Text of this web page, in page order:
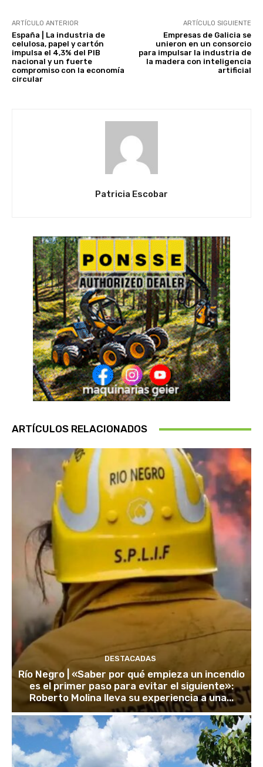
ARTÍCULO ANTERIOR
España | La industria de
celulosa, papel y cartón
impulsa el 4,3% del PIB
nacional y un fuerte
compromiso con la economía
circular
ARTÍCULO SIGUIENTE
Empresas de Galicia se
unieron en un consorcio
para impulsar la industria de
la madera con inteligencia
artificial
Patricia Escobar
ARTÍCULOS RELACIONADOS
DESTACADAS
Río Negro | «Saber por qué empieza un incendio
es el primer paso para evitar el siguiente»:
Roberto Molina lleva su experiencia a una...